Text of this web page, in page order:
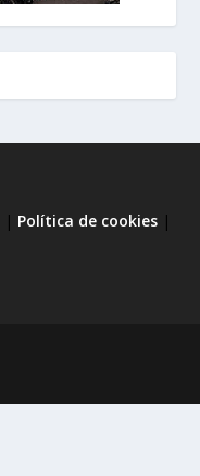
| Política de cookies |